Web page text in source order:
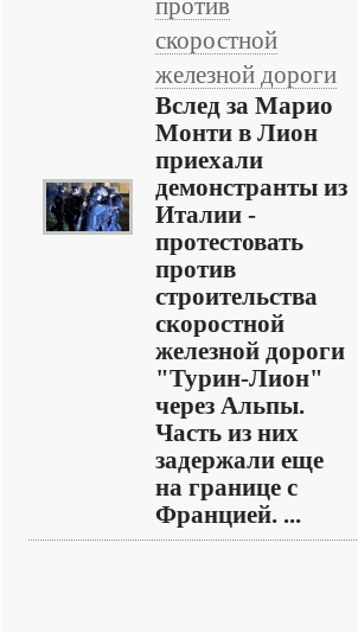
против
скоростной
железной дороги
Вслед за Марио
Монти в Лион
приехали
демонстранты из
Италии -
протестовать
против
строительства
скоростной
железной дороги
"Турин-Лион"
через Альпы.
Часть из них
задержали еще
на границе с
Францией. ...